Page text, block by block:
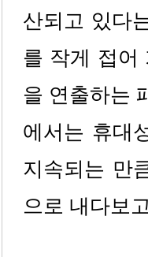
산되고 있다
를 작게 접어
을 연출하는
에서는 휴대
지속되는 만
으로 내다보